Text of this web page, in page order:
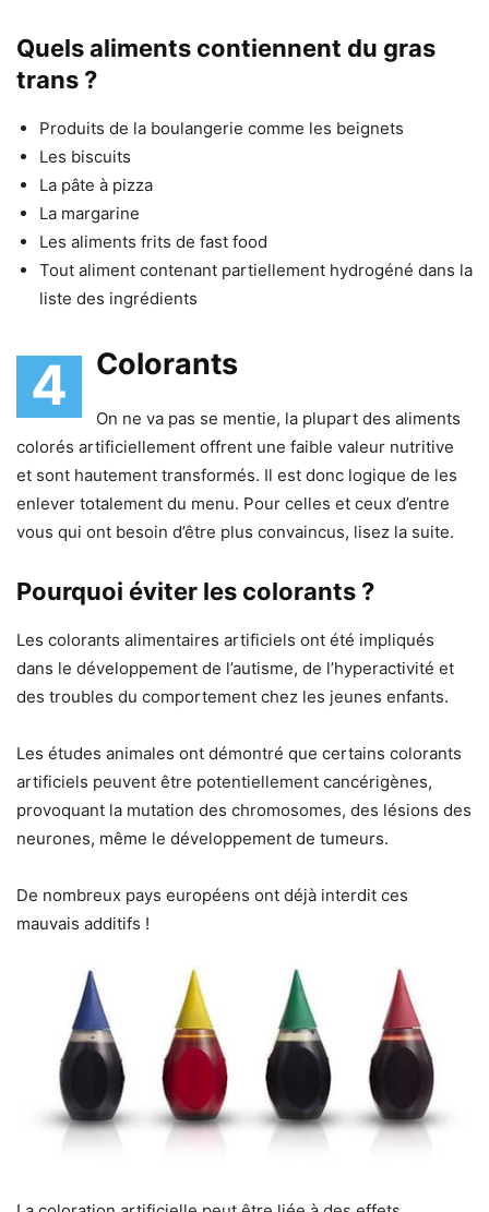
Quels aliments contiennent du gras
trans ?
Produits de la boulangerie comme les beignets
Les biscuits
La pâte à pizza
La margarine
Les aliments frits de fast food
Tout aliment contenant partiellement hydrogéné dans la
liste des ingrédients
4 Colorants
On ne va pas se mentie, la plupart des aliments
colorés artificiellement offrent une faible valeur nutritive
et sont hautement transformés. Il est donc logique de les
enlever totalement du menu. Pour celles et ceux d’entre
vous qui ont besoin d’être plus convaincus, lisez la suite.
Pourquoi éviter les colorants ?
Les colorants alimentaires artificiels ont été impliqués
dans le développement de l’autisme, de l’hyperactivité et
des troubles du comportement chez les jeunes enfants.
Les études animales ont démontré que certains colorants
artificiels peuvent être potentiellement cancérigènes,
provoquant la mutation des chromosomes, des lésions des
neurones, même le développement de tumeurs.
De nombreux pays européens ont déjà interdit ces
mauvais additifs !